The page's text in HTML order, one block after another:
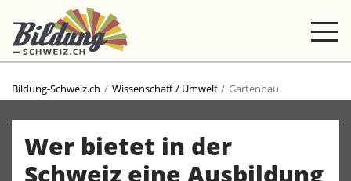
Bildung-Schweiz.ch Wissenschaft / Umwelt Gartenbau
Wer bietet in der
Schweiz eine Ausbildung